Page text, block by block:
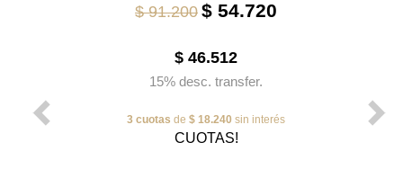
$ 91.200 $ 54.720
$ 46.512
15% desc. transfer.
3 cuotas de $ 18.240 sin interés
CUOTAS!